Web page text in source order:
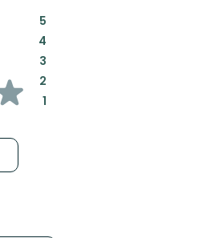
5:
4:
3:
2:
1: